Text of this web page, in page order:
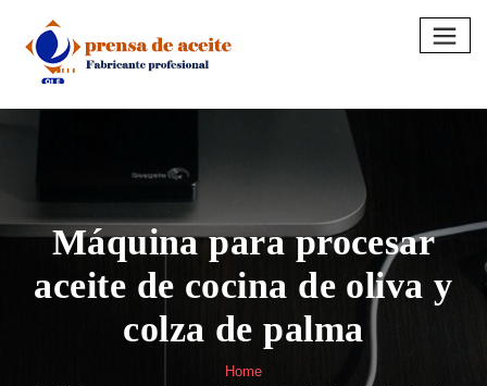
content
Máquina para procesar
aceite de cocina de oliva y
colza de palma
Home